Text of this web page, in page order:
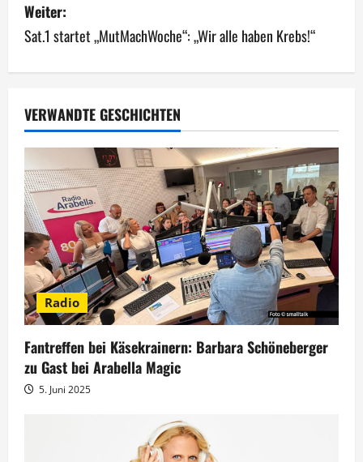
i
t
r
a
g
s
n
a
v
i
g
a
Weiter:
Sat.1 startet „MutMachWoche“: „Wir alle haben Krebs!“
VERWANDTE GESCHICHTEN
Radio
Fantreffen bei Käsekrainern: Barbara Schöneberger
zu Gast bei Arabella Magic
5. Juni 2025